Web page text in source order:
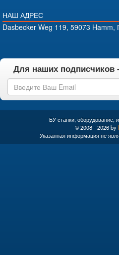
НАШ АДРЕС
Dasbecker Weg 119, 59073 Hamm,
Для наших подписчиков
БУ станки, оборудование,
© 2008 - 2026 by
Указанная информация не